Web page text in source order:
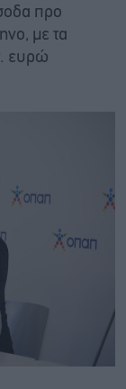
προ
με τα
ευρώ